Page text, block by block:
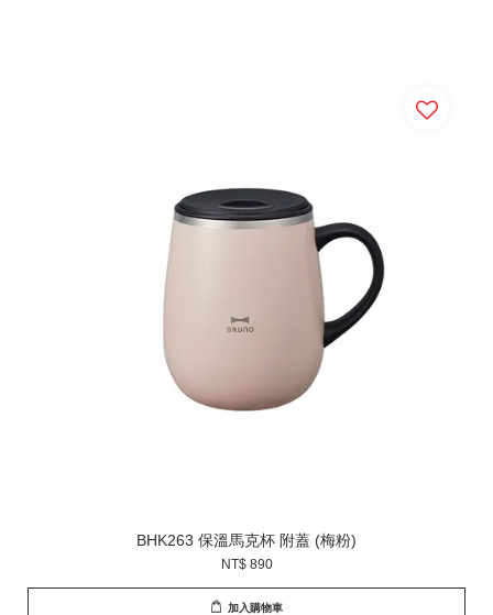
BHK263 保溫馬克杯 附蓋 (梅粉)
NT$ 890
加入購物車